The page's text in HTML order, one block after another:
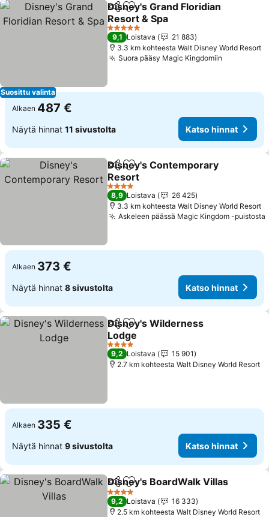
Suosittu valinta
Jaa Lisää suosikkeihin
Disney's Grand Floridian
Resort & Spa
Katso hinnat
5 Tähtiluokitus
9,1 Loistava
21 883
3.3 km kohteesta Walt Disney World Resort
Suora pääsy Magic Kingdomiin
Alkaen 487 €
Näytä hinnat 11 sivustolta Katso hinnat
Jaa Lisää suosikkeihin
Disney's Contemporary
Resort
Katso hinnat
4 Tähtiluokitus
8,9 Loistava
26 425
3.3 km kohteesta Walt Disney World Resort
Askeleen päässä Magic Kingdom -puistosta
Alkaen 373 €
Näytä hinnat 8 sivustolta Katso hinnat
Jaa Lisää suosikkeihin
Disney's Wilderness
Lodge
Katso hinnat
4 Tähtiluokitus
9,2 Loistava
15 901
2.7 km kohteesta Walt Disney World Resort
Alkaen 335 €
Näytä hinnat 9 sivustolta Katso hinnat
Jaa Lisää suosikkeihin
Disney's BoardWalk Villas
4 Tähtiluokitus
9,2 Loistava
16 333
2.5 km kohteesta Walt Disney World Resort